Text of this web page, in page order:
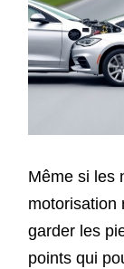
Même si les
motorisation
garder les
points qui